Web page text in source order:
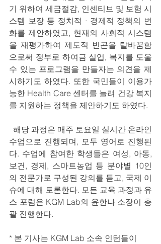
기 위하여 세금절감, 인센티브 및 보험 시
스템 보장 등 정치적 · 경제적 정책의 변
화를 제안하였고, 현재의 사회적 시스템
을 재평가하여 제도적 빈곤을 탈바꿈함
으로써 정부로 하여금 실업, 복지를 도울
수 있는 프로그램을 만들자는 의견을 제
시하기도 하였다. 또한 국민들이 이용가
능한 Health Care 센터를 늘려 건강 복지
를 지원하는 정책을 제안하기도 하였다.
수업으로 진행되며, 모두 영어로 진행된
다. 수업에 참여한 학생들은 여성, 아동,
보건, 경제, 스마트농업 등 분야별 10인
의 전문가로 구성된 강의를 듣고, 국제 이
슈에 대해 토론한다. 모든 교육 과정과 유
스 포럼은 KGM Lab의 윤한나 소장이 총
괄 진행한다.
* 본 기사는 KGM Lab 소속 인턴들이